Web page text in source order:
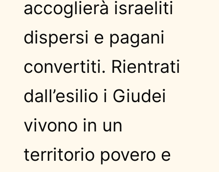
accoglierà israeliti
dispersi e pagani
convertiti. Rientrati
dall’esilio i Giudei
vivono in un
territorio povero e